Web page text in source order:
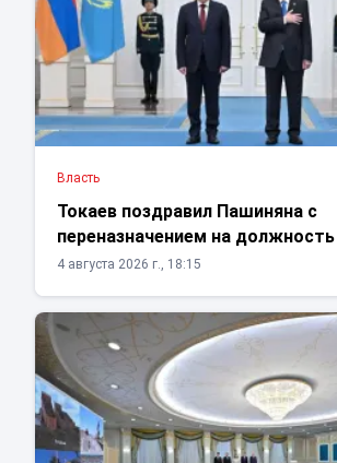
Власть
Токаев поздравил Пашиняна с
переназначением на должность
4 августа 2026 г., 18:15